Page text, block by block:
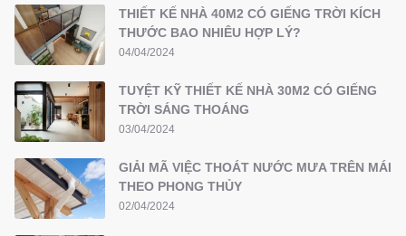
THIẾT KẾ NHÀ 40M2 CÓ GIẾNG TRỜI KÍCH
THƯỚC BAO NHIÊU HỢP LÝ?
04/04/2024
TUYỆT KỸ THIẾT KẾ NHÀ 30M2 CÓ GIẾNG
TRỜI SÁNG THOÁNG
03/04/2024
GIẢI MÃ VIỆC THOÁT NƯỚC MƯA TRÊN MÁI
THEO PHONG THỦY
02/04/2024